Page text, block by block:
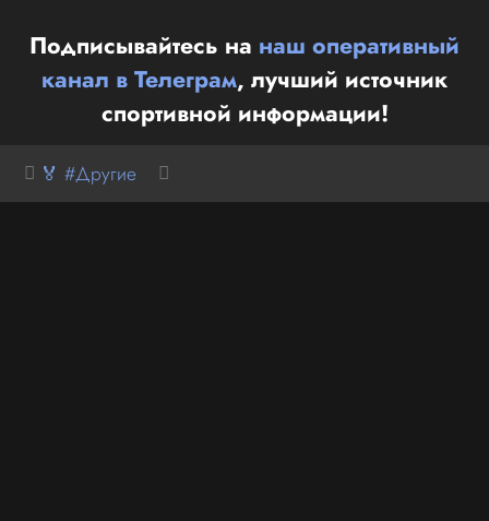
Подписывайтесь на наш оперативный
канал в Телеграм, лучший источник
спортивной информации!
🏅 #Другие